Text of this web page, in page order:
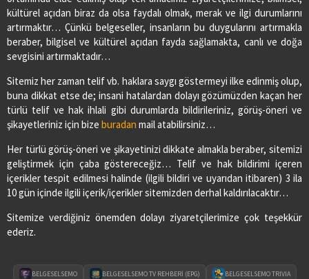
kültürel açıdan biraz da olsa faydalı olmak, merak ve ilgi durumlarını
artırmaktır… Çünkü belgeseller, insanların bu duygularını artırmakla
beraber, bilgisel ve kültürel açıdan fayda sağlamakta, canlı ve doğa
sevgisini artırmaktadır…
Sitemiz her zaman telif vb. haklara saygı göstermeyi ilke edinmiş olup,
buna dikkat etse de; insani hatalardan dolayı gözümüzden kaçan her
türlü telif ve hak ihlali gibi durumlarda bildirileriniz, görüş-öneri ve
şikayetleriniz için bize buradan mail atabilirsiniz…
Her türlü görüş-öneri ve şikayetinizi dikkate almakla beraber, sitemizi
geliştirmek için çaba göstereceğiz… Telif ve hak bildirimi içeren
içerikler tespit edilmesi halinde (ilgili bildiri ve uyarıdan itibaren) 3 ila
10 gün içinde ilgili içerik/içerikler sitemizden derhal kaldırılacaktır…
Sitemize verdiğiniz önemden dolayı ziyaretçilerimize çok teşekkür
ederiz.
BELGESELSEMO BELGESELSEMO TV REHBERİ (EPG) BELGESELSEMO TRIVIA